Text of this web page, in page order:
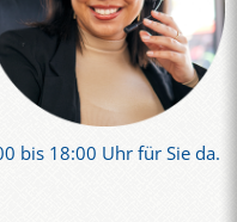
bis 18:00 Uhr für Sie da.